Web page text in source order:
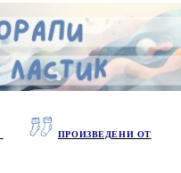
ПРОИЗВЕДЕНИ ОТ